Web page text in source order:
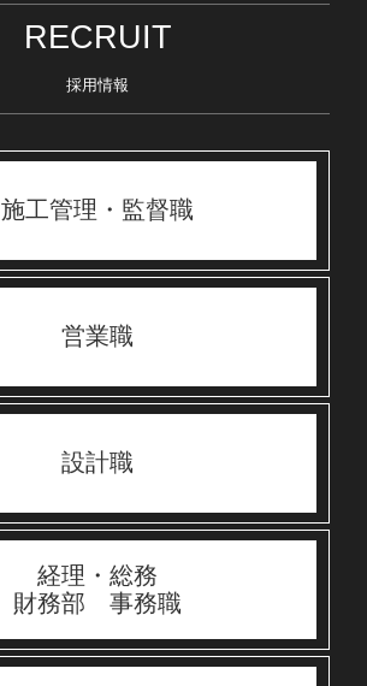
RECRUIT
採用情報
施工管理・監督職
営業職
設計職
経理・総務
財務部 事務職